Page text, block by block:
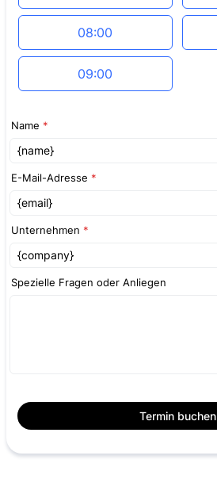
08:00
09:00
Name *
E-Mail-Adresse *
Unternehmen *
Spezielle Fragen oder Anliegen
Termin buchen